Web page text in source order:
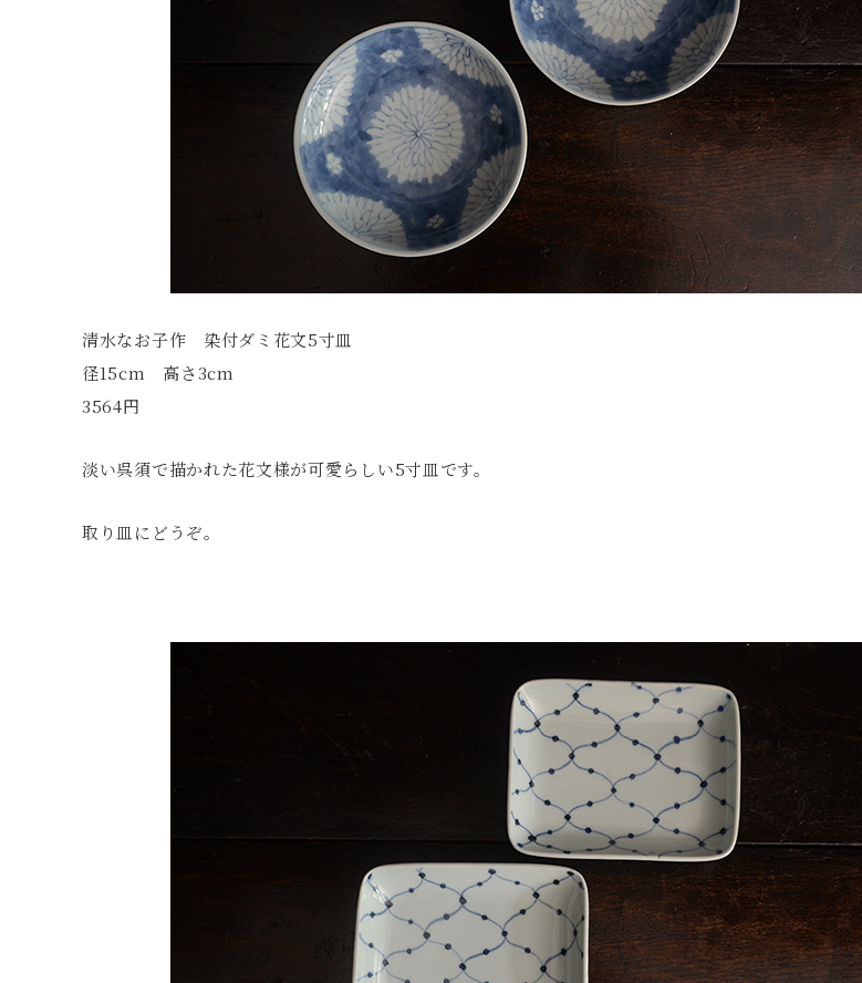
清水なお子作 染付ダミ花文5寸皿
径15cm 高さ3cm
3564円
淡い呉須で描かれた花文様が可愛らしい5寸皿です。
取り皿にどうぞ。